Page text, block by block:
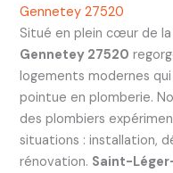
Gennetey 27520
Situé en plein cœur de
Gennetey 27520
logements modernes
pointue en plomberie.
des plombiers
situations : installation,
rénovation. Saint-